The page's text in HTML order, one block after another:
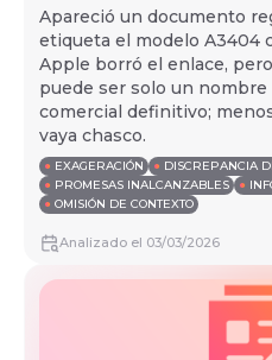
Apareció un documento
etiqueta el modelo A3404
Apple borró el enlace,
puede ser solo un
comercial definitivo;
vaya chasco.
● EXAGERACIÓN ● DISCREPANCIA
● PROMESAS INALCANZABLES ●
● OMISIÓN DE CONTEXTO
Analizado el 03/03/2026